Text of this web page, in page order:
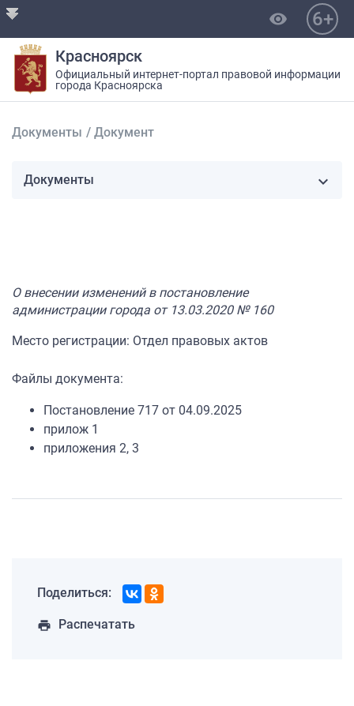
visibility 6+
Красноярск
Официальный интернет-портал правовой информации
города Красноярска
Документы / Документ
О внесении изменений в постановление
администрации города от 13.03.2020 № 160
Место регистрации: Отдел правовых актов
Файлы документа:
Постановление 717 от 04.09.2025
прилож 1
приложения 2, 3
Документы
Поделиться:
print Распечатать